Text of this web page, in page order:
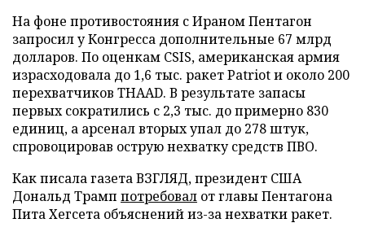
На фоне противостояния с Ираном Пентагон
запросил у Конгресса дополнительные 67 млрд
долларов. По оценкам CSIS, американская армия
израсходовала до 1,6 тыс. ракет Patriot и около 200
перехватчиков THAAD. В результате запасы
первых сократились с 2,3 тыс. до примерно 830
единиц, а арсенал вторых упал до 278 штук,
спровоцировав острую нехватку средств ПВО.
Как писала газета ВЗГЛЯД, президент США
Дональд Трамп потребовал от главы Пентагона
Пита Хегсета объяснений из-за нехватки ракет.